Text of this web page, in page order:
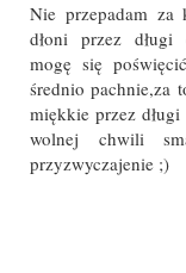
Nie przepadam za
dłoni przez
mogę się
średnio pachnie,za
miękkie przez
wolnej chwili
przyzwyczajenie ;)